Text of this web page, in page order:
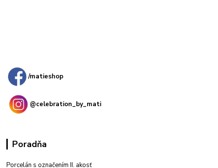
/matieshop
@celebration_by_mati
Poradňa
Porcelán s označením II. akosť